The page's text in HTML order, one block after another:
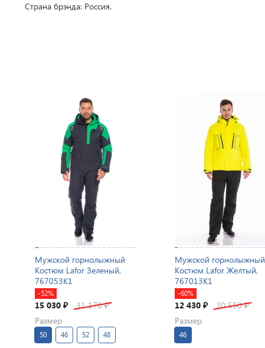
Страна брэнда: Россия.
Мужской горнолыжный
Костюм Lafor Зеленый,
767053K1
-52%
15 030₽ 31 170₽
Размер
50 46 52 48
Мужской горнолыжный
Костюм Lafor Желтый,
767013K1
-60%
12 430 ₽ 30 550₽
Размер
46